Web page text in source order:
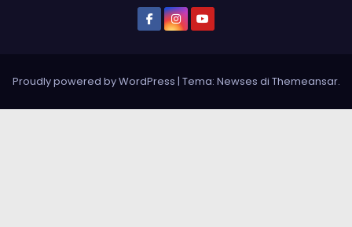
Proudly powered by WordPress | Tema: Newses di Themeansar.